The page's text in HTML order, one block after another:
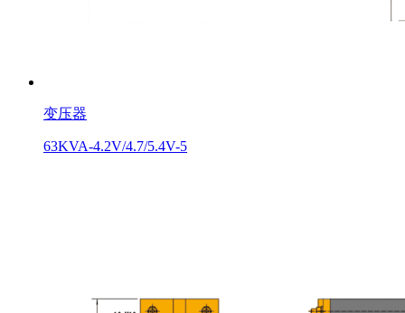
变压器
63KVA-4.2V/4.7/5.4V-5